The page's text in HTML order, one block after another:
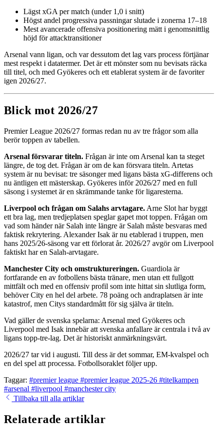
Lägst xGA per match (under 1,0 i snitt)
Högst andel progressiva passningar slutade i zonerna 17–18
Mest avancerade offensiva positionering mätt i genomsnittlig
höjd för attacktransitioner
Arsenal vann ligan, och var dessutom det lag vars process förtjänar
mest respekt i datatermer. Det är ett mönster som nu bevisats räcka
till titel, och med Gyökeres och ett etablerat system är de favoriter
igen 2026/27.
Blick mot 2026/27
Premier League 2026/27 formas redan nu av tre frågor som alla
berör toppen av tabellen.
Arsenal försvarar titeln. Frågan är inte om Arsenal kan ta steget
längre, de tog det. Frågan är om de kan försvara titeln. Artetas
system är nu bevisat: tre säsonger med ligans bästa xG-differens och
nu äntligen ett mästerskap. Gyökeres inför 2026/27 med en full
säsong i systemet är en skrämmande tanke för ligaresterna.
Liverpool och frågan om Salahs arvtagare. Arne Slot har byggt
ett bra lag, men tredjeplatsen speglar gapet mot toppen. Frågan om
vad som händer när Salah inte längre är Salah måste besvaras med
faktisk rekrytering. Alexander Isak är nu etablerad i truppen, men
hans 2025/26-säsong var ett förlorat år. 2026/27 avgör om Liverpool
faktiskt har en Salah-arvtagare.
Manchester City och omstruktureringen. Guardiola är
fortfarande en av fotbollens bästa tränare, men utan ett fullgott
mittfält och med en offensiv profil som inte hittat sin slutliga form,
behöver City en hel del arbete. 78 poäng och andraplatsen är inte
katastrof, men Citys standardmått för sig själva är titeln.
Vad gäller de svenska spelarna: Arsenal med Gyökeres och
Liverpool med Isak innebär att svenska anfallare är centrala i två av
ligans topp-tre-lag. Det är historiskt anmärkningsvärt.
2026/27 tar vid i augusti. Till dess är det sommar, EM-kvalspel och
en del spel att processa. Fotbollsoraklet följer upp.
Taggar: #premier league #premier league 2025-26 #titelkampen
#arsenal #liverpool #manchester city
Tillbaka till alla artiklar
Relaterade artiklar